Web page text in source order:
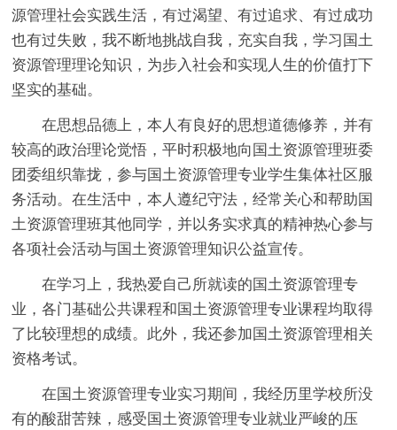
源管理社会实践生活，有过渴望、有过追求、有过成功
也有过失败，我不断地挑战自我，充实自我，学习国土
资源管理理论知识，为步入社会和实现人生的价值打下
坚实的基础。
在思想品德上，本人有良好的思想道德修养，并有
较高的政治理论觉悟，平时积极地向国土资源管理班委
团委组织靠拢，参与国土资源管理专业学生集体社区服
务活动。在生活中，本人遵纪守法，经常关心和帮助国
土资源管理班其他同学，并以务实求真的精神热心参与
各项社会活动与国土资源管理知识公益宣传。
在学习上，我热爱自己所就读的国土资源管理专
业，各门基础公共课程和国土资源管理专业课程均取得
了比较理想的成绩。此外，我还参加国土资源管理相关
资格考试。
在国土资源管理专业实习期间，我经历里学校所没
有的酸甜苦辣，感受国土资源管理专业就业严峻的压